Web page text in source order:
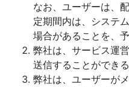
なお、ユーザーは、
定期間内は、システ
場合があることを、
弊社は、サービス運
送信することができ
弊社は、ユーザーが